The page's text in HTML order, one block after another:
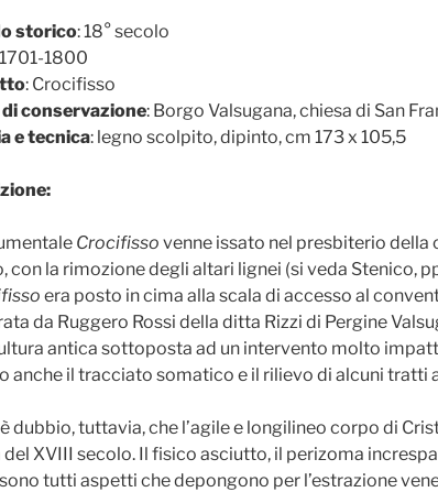
storico: 18° secolo
1800
: Crocifisso
conservazione: Borgo Valsugana, chiesa di San
e tecnica: legno scolpito, dipinto, cm 173 x 105,5
Crocifisso venne issato nel presbiterio
con la rimozione degli altari lignei (si veda Stenico,
era posto in cima alla scala di accesso al
da Ruggero Rossi della ditta Rizzi di Pergine
antica sottoposta ad un intervento molto
anche il tracciato somatico e il rilievo di alcuni tratti
dubbio, tuttavia, che l’agile e longilineo corpo di
del XVIII secolo. Il fisico asciutto, il perizoma
tutti aspetti che depongono per l’estrazione